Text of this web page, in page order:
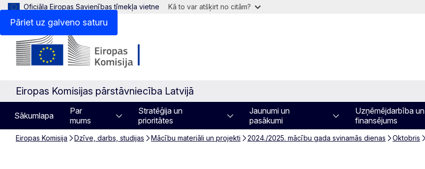
Pāriet uz galveno saturu
Oficiāla Eiropas Savienības tīmekļa vietne Kā to var atšķirt no citām?
Eiropas Komisijas pārstāvniecība Latvijā
Sākumlapa
Par
mums
Stratēģija un
prioritātes
Jaunumi un
pasākumi
Uzņēmējdarbība un
finansējums
Eiropas Komisija Dzīve, darbs, studijas Mācību materiāli un projekti 2024./2025. mācību gada svinamās dienas Oktobris